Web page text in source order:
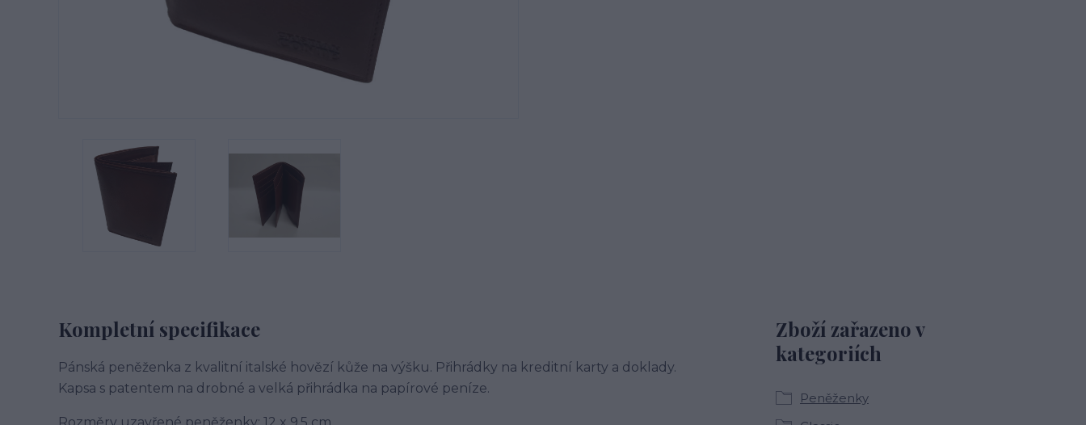
Kompletní specifikace
Pánská peněženka z kvalitní italské hovězí kůže na výšku. Přihrádky na kreditní karty a doklady.
Kapsa s patentem na drobné a velká přihrádka na papírové peníze.
Zboží zařazeno v
kategoriích
Peněženky